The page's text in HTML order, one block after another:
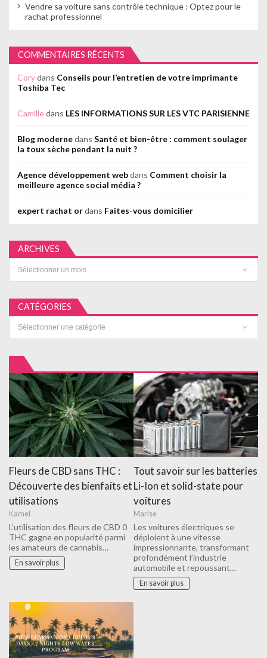
Vendre sa voiture sans contrôle technique : Optez pour le
rachat professionnel
COMMENTAIRES RÉCENTS
Corydans Conseils pour l’entretien de votre imprimante
Toshiba Tec
Camilledans LES INFORMATIONS SUR LES VTC PARISIENNE
Blog modernedans Santé et bien-être : comment soulager
la toux sèche pendant la nuit ?
Agence développement webdans Comment choisir la
meilleure agence social média ?
expert rachat ordans Faites-vous domicilier
ARCHIVES
CATÉGORIES
Fleurs de CBD sans THC :
Découverte des bienfaits et
utilisations
Kamel
L’utilisation des fleurs de CBD 0
THC gagne en popularité parmi
les amateurs de cannabis…
En savoir plus
Tout savoir sur les batteries
Li-Ion et solid-state pour
voitures
Marise
Les voitures électriques se
déploient à une vitesse
impressionnante, transformant
profondément l’industrie
automobile et repoussant…
En savoir plus